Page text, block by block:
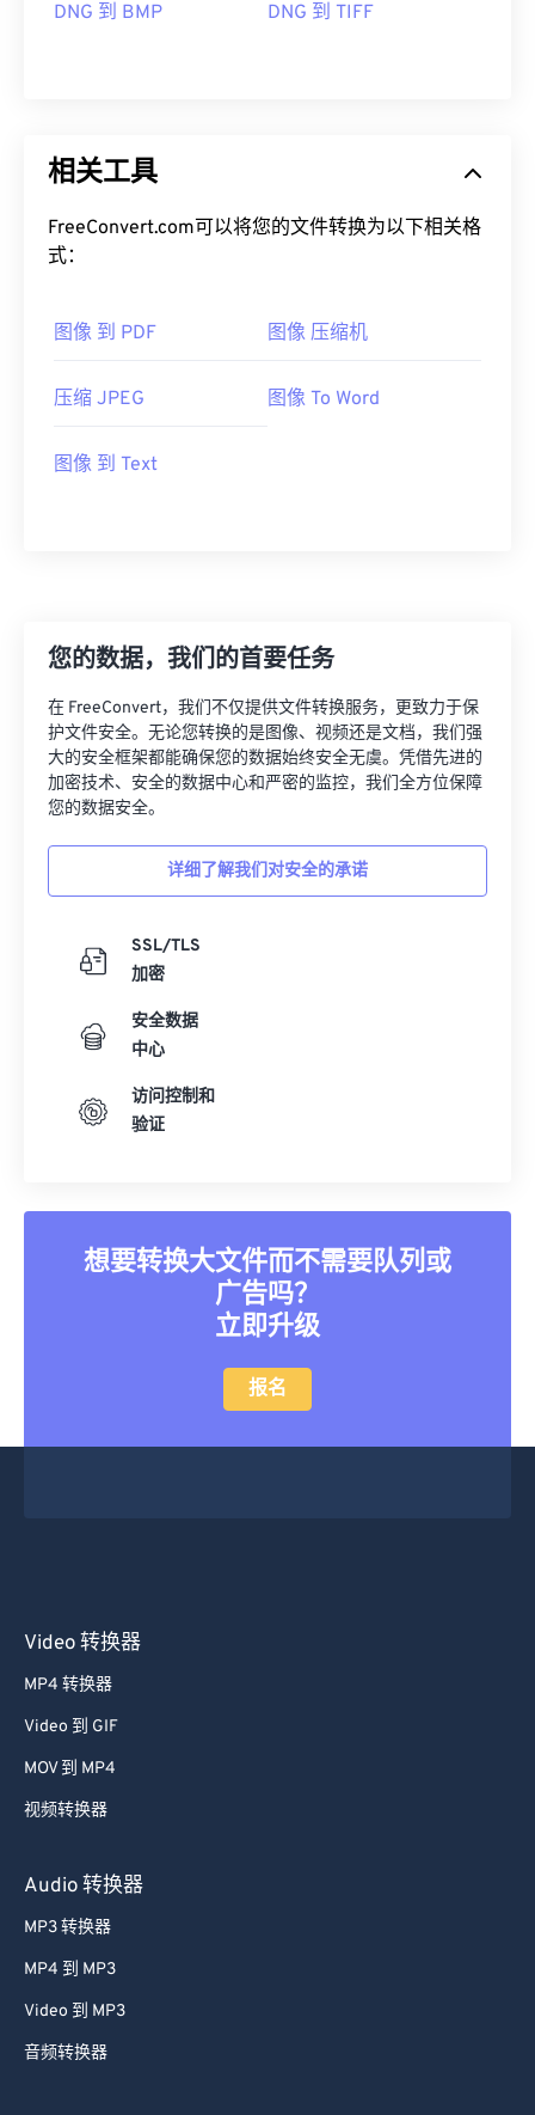
DNG 到 BMP DNG 到 TIFF
相关工具
FreeConvert.com可以将您的文件转换为以下相关格
式：
图像 到 PDF 图像 压缩机
压缩 JPEG 图像 To Word
图像 到 Text
您的数据，我们的首要任务
在 FreeConvert，我们不仅提供文件转换服务，更致力于保
护文件安全。无论您转换的是图像、视频还是文档，我们强
大的安全框架都能确保您的数据始终安全无虞。凭借先进的
加密技术、安全的数据中心和严密的监控，我们全方位保障
您的数据安全。
详细了解我们对安全的承诺
SSL/TLS
加密
安全数据
中心
访问控制和
验证
想要转换大文件而不需要队列或
广告吗？
立即升级
报名
Video 转换器
MP4 转换器
Video 到 GIF
MOV 到 MP4
视频转换器
Audio 转换器
MP3 转换器
MP4 到 MP3
Video 到 MP3
音频转换器